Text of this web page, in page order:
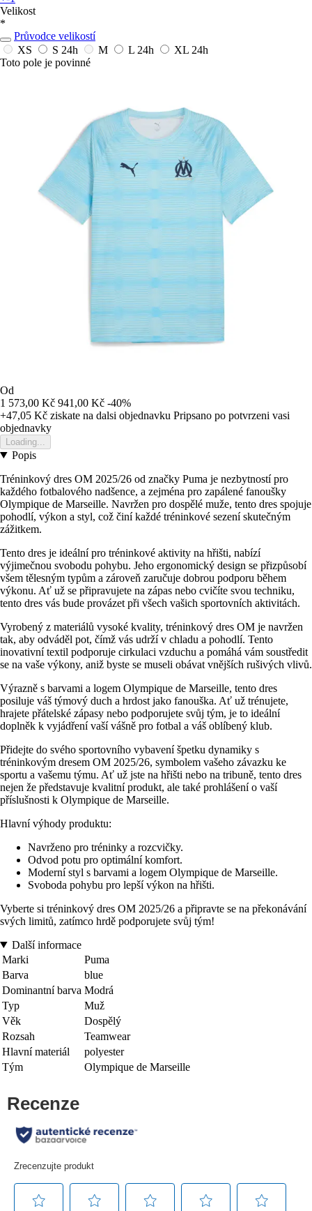
Velikost
*
Průvodce velikostí
XS
S 24h M L 24h XL 24h
Toto pole je povinné
Od
1 573,00 Kč 941,00 Kč -40%
+47,05 Kč ziskate na dalsi objednavku Pripsano po potvrzeni vasi
objednavky
Loading...
Popis
Tréninkový dres OM 2025/26 od značky Puma je nezbytností pro
každého fotbalového nadšence, a zejména pro zapálené fanoušky
Olympique de Marseille. Navržen pro dospělé muže, tento dres spojuje
pohodlí, výkon a styl, což činí každé tréninkové sezení skutečným
zážitkem.
Tento dres je ideální pro tréninkové aktivity na hřišti, nabízí
výjimečnou svobodu pohybu. Jeho ergonomický design se přizpůsobí
všem tělesným typům a zároveň zaručuje dobrou podporu během
výkonu. Ať už se připravujete na zápas nebo cvičíte svou techniku,
tento dres vás bude provázet při všech vašich sportovních aktivitách.
Vyrobený z materiálů vysoké kvality, tréninkový dres OM je navržen
tak, aby odváděl pot, čímž vás udrží v chladu a pohodlí. Tento
inovativní textil podporuje cirkulaci vzduchu a pomáhá vám soustředit
se na vaše výkony, aniž byste se museli obávat vnějších rušivých vlivů.
Výrazně s barvami a logem Olympique de Marseille, tento dres
posiluje váš týmový duch a hrdost jako fanouška. Ať už trénujete,
hrajete přátelské zápasy nebo podporujete svůj tým, je to ideální
doplněk k vyjádření vaší vášně pro fotbal a váš oblíbený klub.
Přidejte do svého sportovního vybavení špetku dynamiky s
tréninkovým dresem OM 2025/26, symbolem vašeho závazku ke
sportu a vašemu týmu. Ať už jste na hřišti nebo na tribuně, tento dres
nejen že představuje kvalitní produkt, ale také prohlášení o vaší
příslušnosti k Olympique de Marseille.
Hlavní výhody produktu:
Navrženo pro tréninky a rozcvičky.
Odvod potu pro optimální komfort.
Moderní styl s barvami a logem Olympique de Marseille.
Svoboda pohybu pro lepší výkon na hřišti.
Vyberte si tréninkový dres OM 2025/26 a připravte se na překonávání
svých limitů, zatímco hrdě podporujete svůj tým!
Další informace
Marki
Puma
Barva
blue
Dominantní barva Modrá
Typ
Muž
Věk
Dospělý
Rozsah
Teamwear
Hlavní materiál
polyester
Tým
Olympique de Marseille